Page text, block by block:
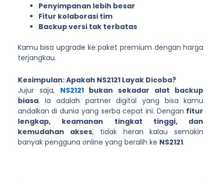
Penyimpanan lebih besar
Fitur kolaborasi tim
Backup versi tak terbatas
Kamu bisa upgrade ke paket premium dengan harga
terjangkau.
Kesimpulan: Apakah NS2121 Layak Dicoba?
Jujur saja, NS2121bukan sekadar alat backup
biasa. Ia adalah partner digital yang bisa kamu
andalkan di dunia yang serba cepat ini. Dengan fitur
lengkap, keamanan tingkat tinggi, dan
kemudahan akses, tidak heran kalau semakin
banyak pengguna online yang beralih ke NS2121.